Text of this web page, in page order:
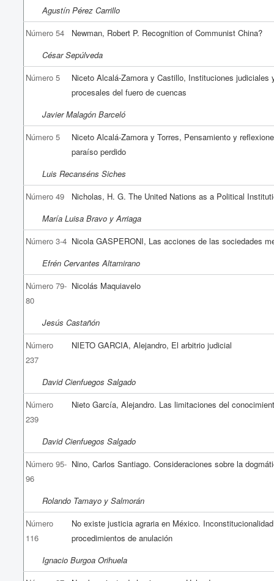
Agustín Pérez Carrillo
Número 54
Newman, Robert P. Recognition of Communist China?
César Sepúlveda
Número 5
Niceto Alcalá-Zamora y Castillo, Instituciones judiciales
procesales del fuero de cuencas
Javier Malagón Barceló
Número 5
Niceto Alcalá-Zamora y Torres, Pensamiento y
paraíso perdido
Luis Recanséns Siches
Número 49
Nicholas, H. G. The United Nations as a Political
María Luisa Bravo y Arriaga
Número 3-4 Nicola GASPERONI, Las acciones de las sociedades
Efrén Cervantes Altamirano
Número 79-
80
Nicolás Maquiavelo
Jesús Castañón
Número
237
NIETO GARCIA, Alejandro, El arbitrio judicial
David Cienfuegos Salgado
Número
239
Nieto García, Alejandro. Las limitaciones del
David Cienfuegos Salgado
Número 95-
96
Nino, Carlos Santiago. Consideraciones sobre la
Rolando Tamayo y Salmorán
Número
116
No existe justicia agraria en México.
procedimientos de anulación
Ignacio Burgoa Orihuela